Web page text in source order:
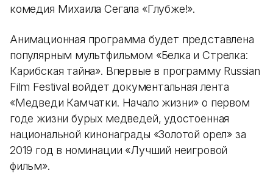
комедия Михаила Сегала «Глубже!».
Анимационная программа будет представлена
популярным мультфильмом «Белка и Стрелка:
Карибская тайна». Впервые в программу Russian
Film Festival войдет документальная лента
«Медведи Камчатки. Начало жизни» о первом
годе жизни бурых медведей, удостоенная
национальной кинонаграды «Золотой орел» за
2019 год в номинации «Лучший неигровой
фильм».